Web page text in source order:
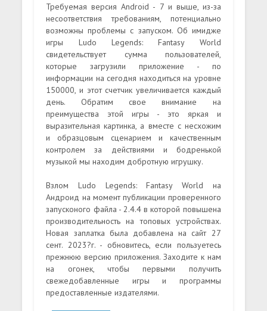
Требуемая версия Android - 7 и выше, из-за
несоответствия требованиям, потенциально
возможны проблемы с запуском. Об имидже
игры Ludo Legends: Fantasy World
свидетельствует сумма пользователей,
которые загрузили приложение - по
информации на сегодня находиться на уровне
150000, и этот счетчик увеличивается каждый
день. Обратим свое внимание на
преимущества этой игры - это яркая и
выразительная картинка, а вместе с несхожим
и образцовым сценарием и качественным
контролем за действиями и бодренькой
музыкой мы находим добротную игрушку.
Взлом Ludo Legends: Fantasy World на
Андроид на момент публикации проверенного
запусконого файла - 2.4.4 в которой повышена
производительность на топовых устройствах.
Новая заплатка была добавлена на сайт 27
сент. 2023?г. - обновитесь, если пользуетесь
прежнюю версию приложения. Заходите к нам
на огонек, чтобы первыми получить
свежедобавленные игры и программы
предоставленные издателями.